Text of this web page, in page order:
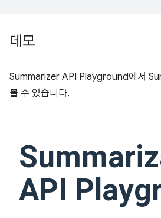
데모
Summarizer API Playground에서
볼 수 있습니다.